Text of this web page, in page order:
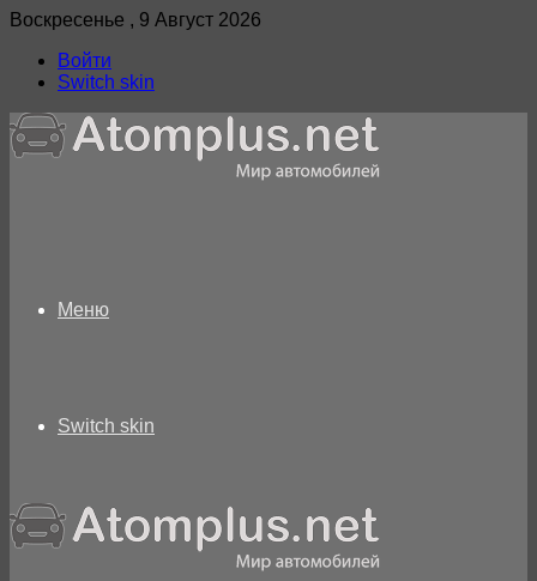
Воскресенье , 9 Август 2026
Войти
Switch skin
Меню
Switch skin